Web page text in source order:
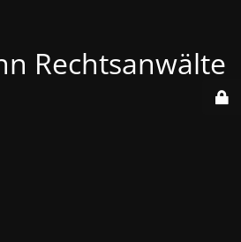
Rechtsanwälte